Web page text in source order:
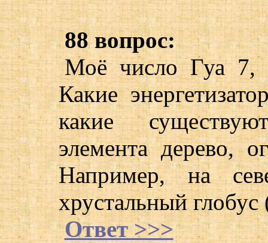
88 вопрос:
Моё число Гуа 7,
Какие
какие
элемента дерево,
Например, на
хрустальный
Ответ >>>